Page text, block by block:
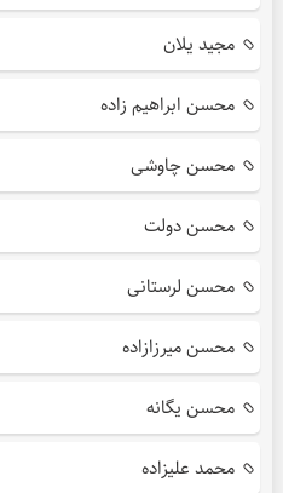
مجید یلان
محسن ابراهیم زاده
محسن چاوشی
محسن دولت
محسن لرستانی
محسن میرزازاده
محسن یگانه
محمد علیزاده